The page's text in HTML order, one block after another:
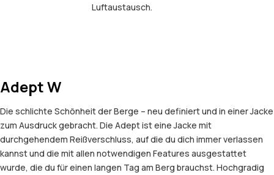
Luftaustausch.
Adept W
Die schlichte Schönheit der Berge – neu definiert und in einer Jacke
zum Ausdruck gebracht. Die Adept ist eine Jacke mit
durchgehendem Reißverschluss, auf die du dich immer verlassen
kannst und die mit allen notwendigen Features ausgestattet
wurde, die du für einen langen Tag am Berg brauchst. Hochgradig